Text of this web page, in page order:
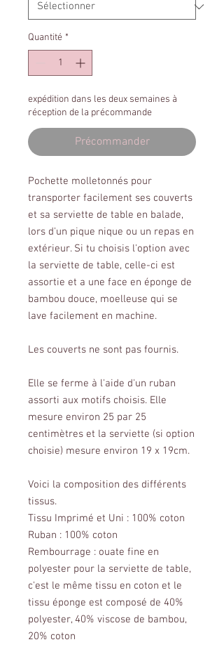
Quantité *
expédition dans les deux semaines à
réception de la précommande
Précommander
Pochette molletonnés pour
transporter facilement ses couverts
et sa serviette de table en balade,
lors d'un pique nique ou un repas en
extérieur. Si tu choisis l'option avec
la serviette de table, celle-ci est
assortie et a une face en éponge de
bambou douce, moelleuse qui se
lave facilement en machine.
Les couverts ne sont pas fournis.
Elle se ferme à l'aide d'un ruban
assorti aux motifs choisis. Elle
mesure environ 25 par 25
centimètres et la serviette (si option
choisie) mesure environ 19 x 19cm.
Voici la composition des différents
tissus.
Tissu Imprimé et Uni : 100% coton
Ruban : 100% coton
Rembourrage : ouate fine en
polyester pour la serviette de table,
c'est le même tissu en coton et le
tissu éponge est composé de 40%
polyester, 40% viscose de bambou,
20% coton